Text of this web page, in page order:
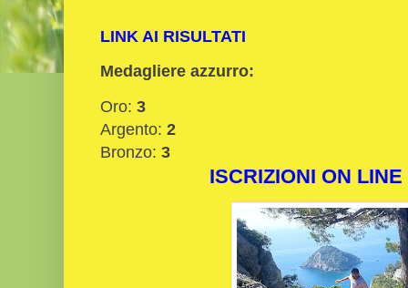
LINK AI RISULTATI
Medagliere azzurro:
Oro: 3
Argento: 2
Bronzo: 3
ISCRIZIONI ON